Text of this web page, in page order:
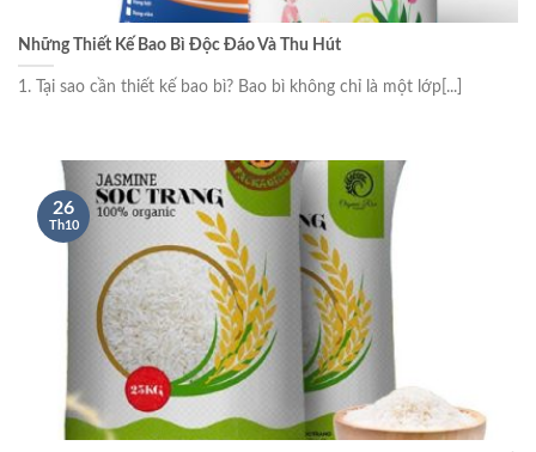
Những Thiết Kế Bao Bì Độc Đáo Và Thu Hút
1. Tại sao cần thiết kế bao bì? Bao bì không chỉ là một lớp[...]
26
Th10